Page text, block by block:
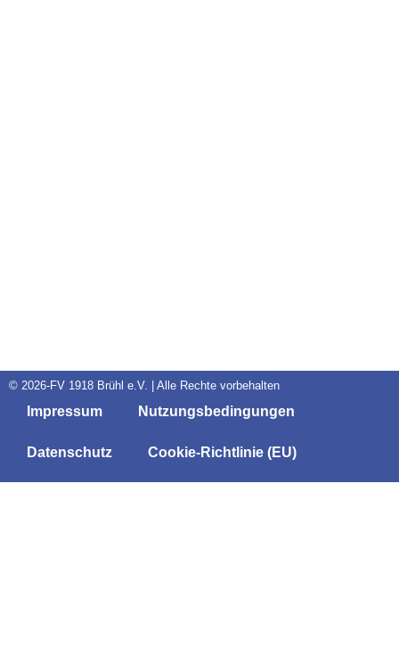
© 2026-FV 1918 Brühl e.V. | Alle Rechte vorbehalten
Impressum Nutzungsbedingungen
Datenschutz Cookie-Richtlinie (EU)